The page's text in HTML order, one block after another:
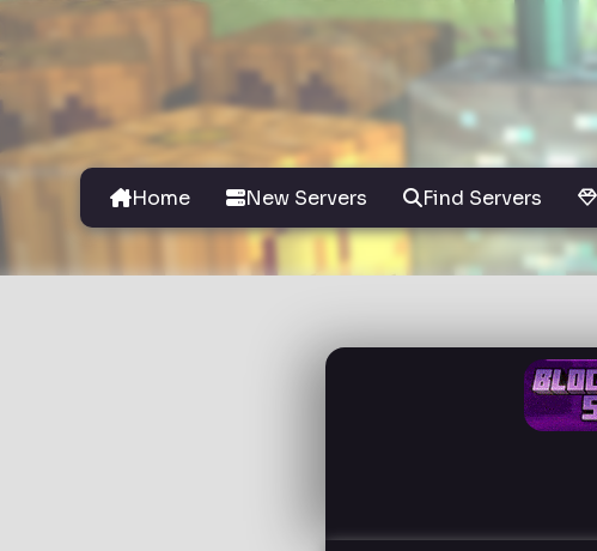
Home New Servers Find Servers